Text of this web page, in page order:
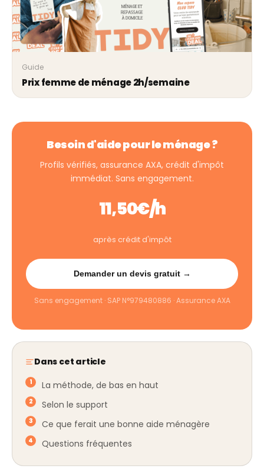
Guide
Prix femme de ménage 2h/semaine
Besoin d'aide pour le ménage ?
Profils vérifiés, assurance AXA, crédit d'impôt
immédiat. Sans engagement.
11,50€/h
après crédit d'impôt
Demander un devis gratuit →
Sans engagement · SAP N°979480886 · Assurance AXA
Dans cet article
La méthode, de bas en haut
Selon le support
Ce que ferait une bonne aide ménagère
Questions fréquentes